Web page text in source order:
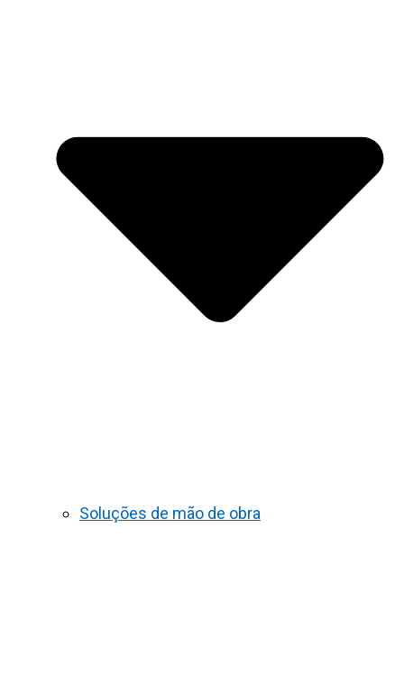
Soluções de mão de obra